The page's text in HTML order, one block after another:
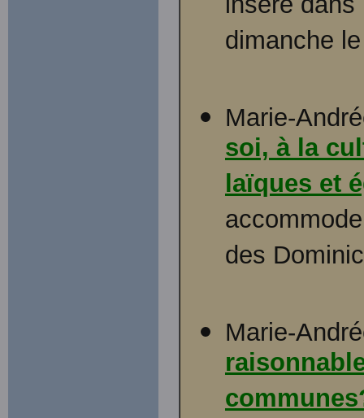
inséré
dimanche
Marie-
soi, à la
laïques et
des
Marie-